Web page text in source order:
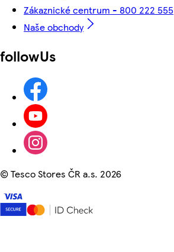
Zákaznické centrum - 800 222 555
Naše obchody
followUs
©Tesco Stores ČR a.s. 2026